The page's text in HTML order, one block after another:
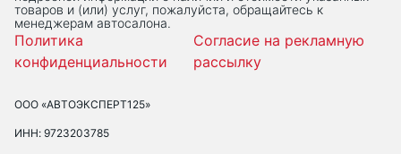
товаров и (или) услуг, пожалуйста, обращайтесь к
менеджерам автосалона.
Политика
конфиденциальности
Согласие на рекламную
рассылку
ООО «АВТОЭКСПЕРТ125»
ИНН: 9723203785